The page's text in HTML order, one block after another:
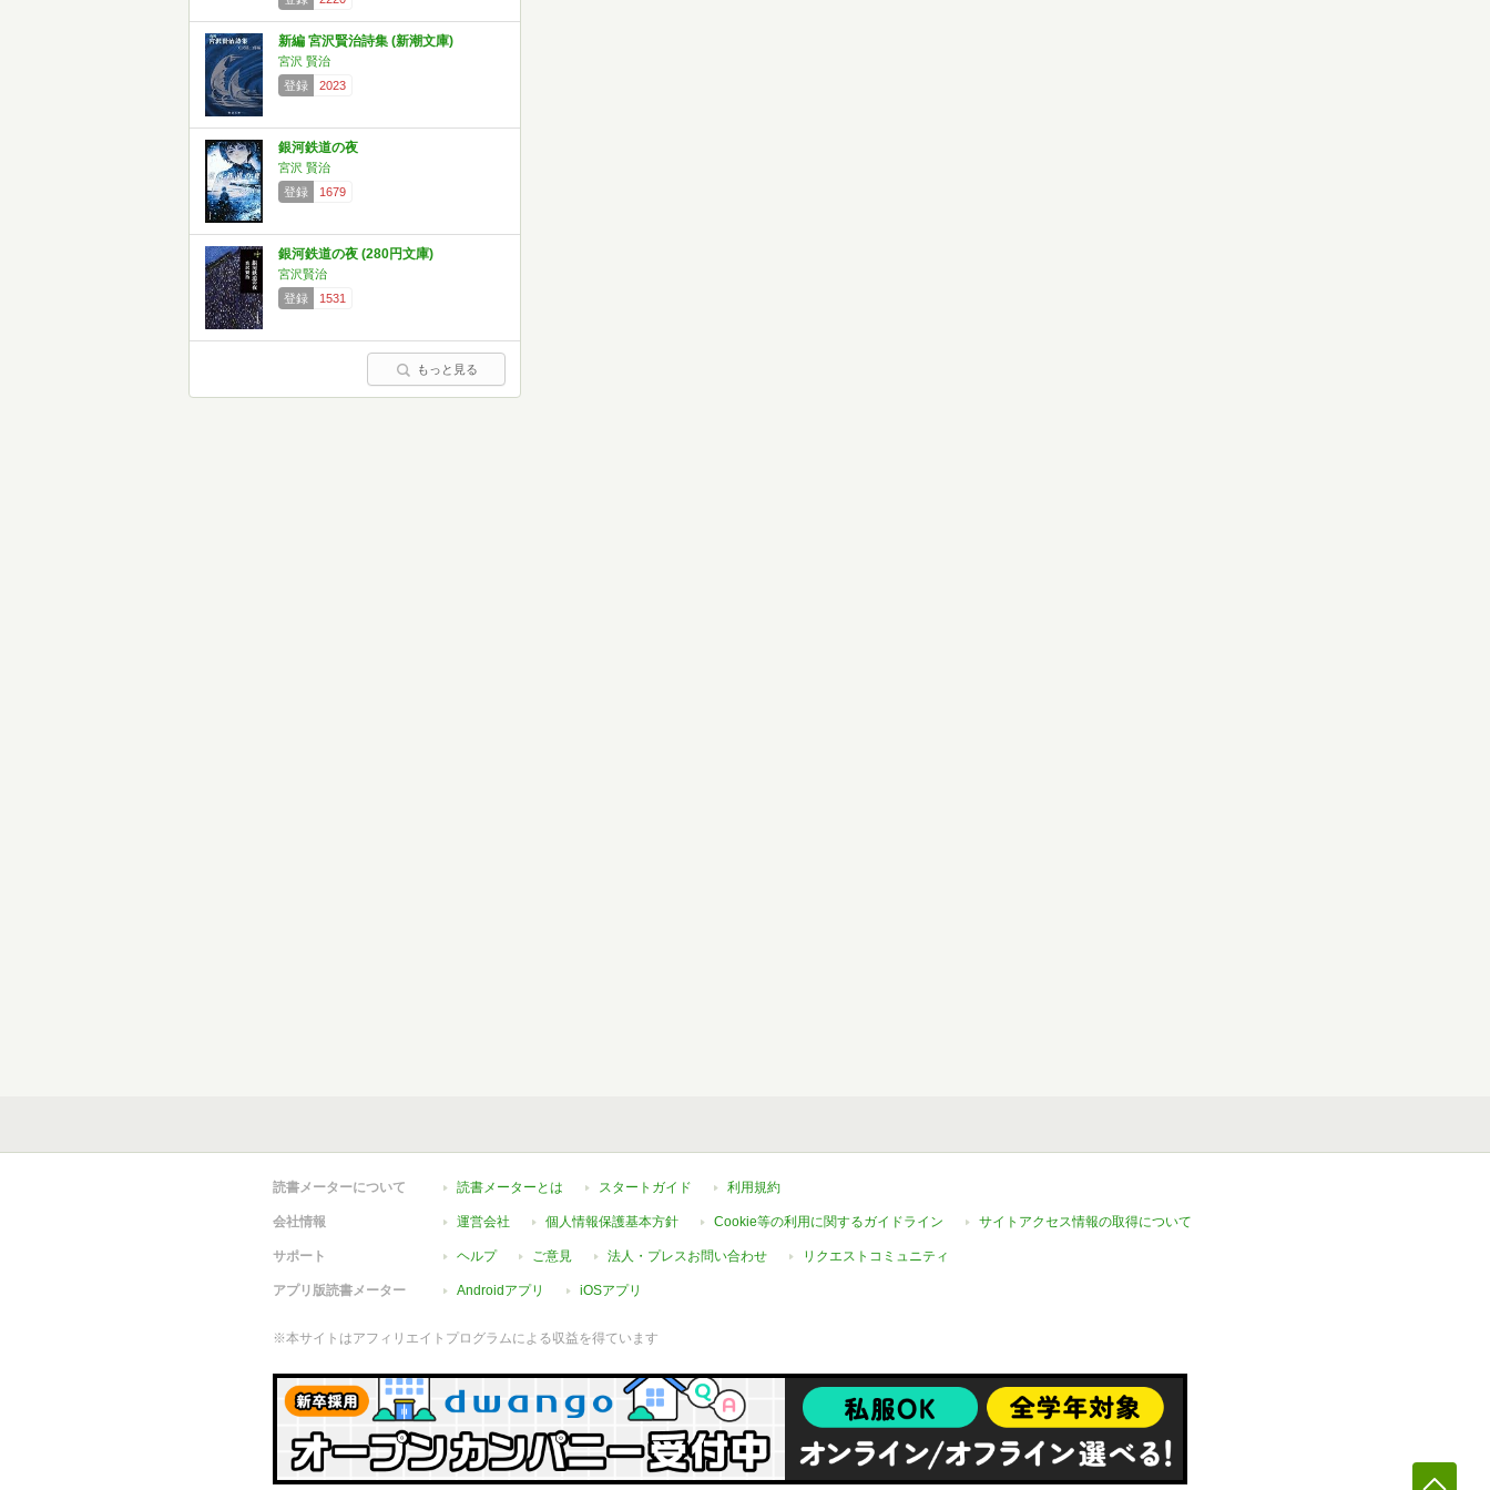
新編 宮沢賢治詩集 (新潮文庫)
宮沢 賢治
登録
2023
銀河鉄道の夜
宮沢 賢治
登録
1679
銀河鉄道の夜 (280円文庫)
宮沢賢治
登録
1531
もっと見る
読書メーターについて 読書メーターとは スタートガイド 利用規約
会社情報 運営会社 個人情報保護基本方針 Cookie等の利用に関するガイドライン サイトアクセス情報の取得について
サポート ヘルプ ご意見 法人・プレスお問い合わせ リクエストコミュニティ
アプリ版読書メーター Androidアプリ iOSアプリ
※本サイトはアフィリエイトプログラムによる収益を得ています